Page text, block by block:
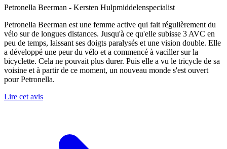
Petronella Beerman - Kersten Hulpmiddelenspecialist
Petronella Beerman est une femme active qui fait régulièrement du
vélo sur de longues distances. Jusqu'à ce qu'elle subisse 3 AVC en
peu de temps, laissant ses doigts paralysés et une vision double. Elle
a développé une peur du vélo et a commencé à vaciller sur la
bicyclette. Cela ne pouvait plus durer. Puis elle a vu le tricycle de sa
voisine et à partir de ce moment, un nouveau monde s'est ouvert
pour Petronella.
Lire cet avis